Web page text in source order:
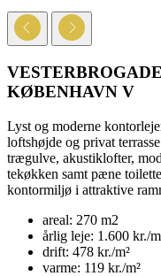
KØBENHAVN V
Lyst og moderne
loftshøjde og privat
trægulve, akustiklofter,
tekøkken samt pæne
kontormiljø i attraktive
areal: 270 m2
årlig leje: 1.600 kr./
drift: 478 kr./m²
varme: 119 kr./m²